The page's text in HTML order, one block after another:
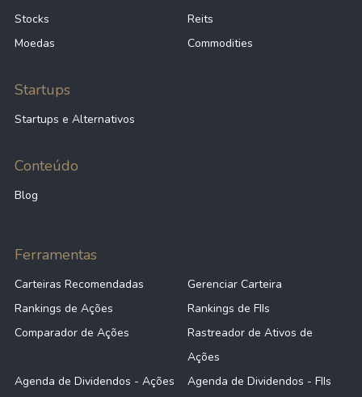
Stocks
Reits
Moedas
Commodities
Startups
Startups e Alternativos
Conteúdo
Blog
Ferramentas
Carteiras Recomendadas
Gerenciar Carteira
Rankings de Ações
Rankings de FIIs
Comparador de Ações
Rastreador de Ativos de
Ações
Agenda de Dividendos - Ações
Agenda de Dividendos - FIIs